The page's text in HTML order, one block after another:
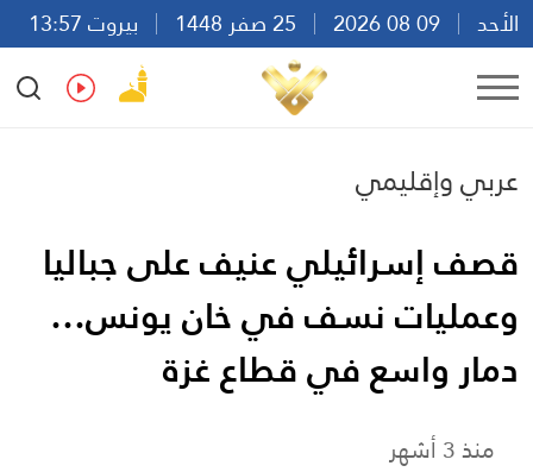
الأحد
بيروت 13:57
Ar
En Fr Es
عربي وإقليمي
قصف إسرائيلي عنيف على جباليا
وعمليات نسف في خان يونس…
دمار واسع في قطاع غزة
منذ 3 أشهر